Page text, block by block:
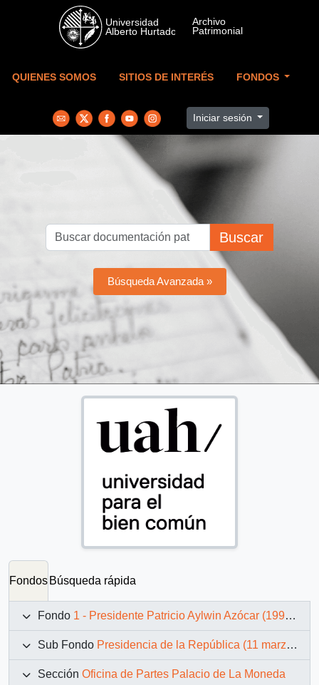
Skip to main content
QUIENES SOMOS SITIOS DE INTERÉS FONDOS
Iniciar sesión
Buscar
Búsqueda Avanzada »
Fondos Búsqueda rápida
Fondo 1 - Presidente Patricio Aylwin Azócar (1990-1994)
Sub Fondo Presidencia de la República (11 marzo 1990 – 11 marzo 1994)
Sección Oficina de Partes Palacio de La Moneda